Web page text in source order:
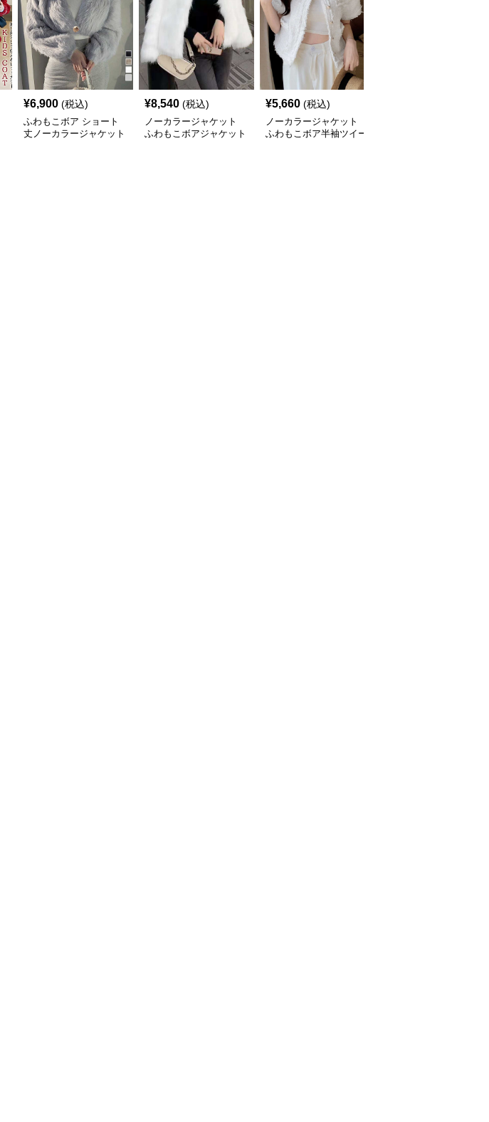
¥6,900 (税込)
ふわもこボア ショート
丈ノーカラージャケット
¥8,540 (税込)
ノーカラージャケット
ふわもこボアジャケット
¥5,660 (税込)
ノーカラージャケット
ふわもこボア半袖ツイー